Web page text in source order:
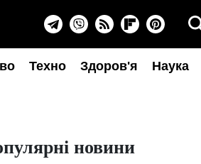
Техно Здоров'я Наука
новини